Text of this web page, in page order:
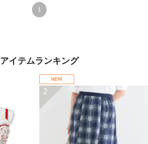
1
アイテムランキング
NEW
2